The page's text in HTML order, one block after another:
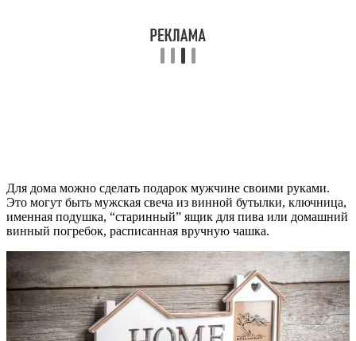
Для дома можно сделать подарок мужчине своими руками.
Это могут быть мужская свеча из винной бутылки, ключница,
именная подушка, “старинный” ящик для пива или домашний
винный погребок, расписанная вручную чашка.